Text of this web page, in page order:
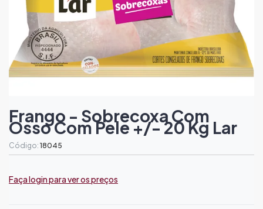
Frango - Sobrecoxa Com
Osso Com Pele +/- 20 Kg Lar
Código: 18045
Faça login para ver os preços